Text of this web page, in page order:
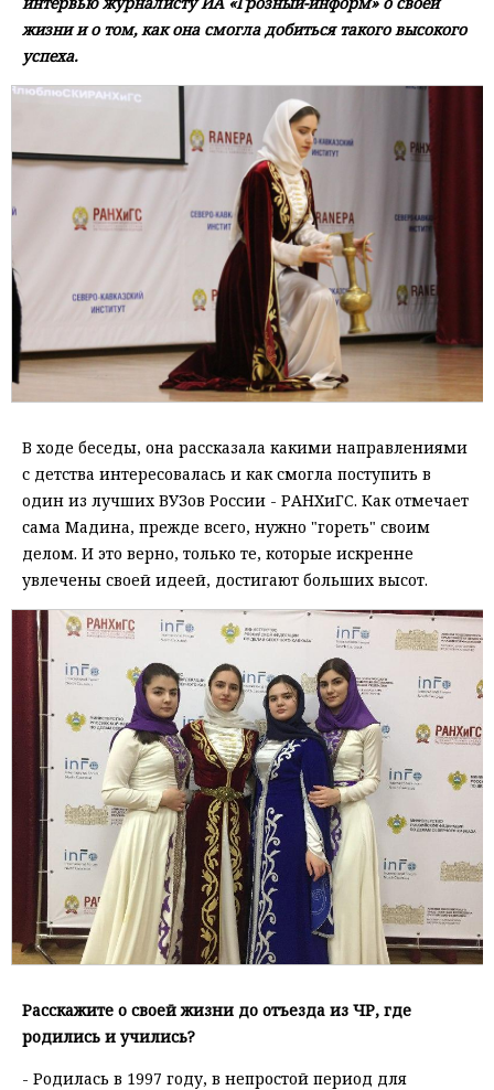
жизни и о том, как она смогла добиться такого высокого
успеха.
В ходе беседы, она рассказала какими направлениями
с детства интересовалась и как смогла поступить в
один из лучших ВУЗов России - РАНХиГС. Как отмечает
сама Мадина, прежде всего, нужно "гореть" своим
делом. И это верно, только те, которые искренне
увлечены своей идеей, достигают больших высот.
Расскажите о своей жизни до отъезда из ЧР, где
родились и учились?
- Родилась в 1997 году, в непростой период для